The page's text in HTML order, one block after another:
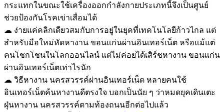
กระแทกในขณะใช้เครื่องออกกำลังกายประเภทนี้จึงเป็นศูนย์
ช่วยป้องกันโรคเข่าเสื่อมได้
☁ ง่ายแค่คลิกเดียวสมกับการอยู่ในยุคที่เทคโนโลยีก้าวไกล แต่
สำหรับมือใหม่หัดหางาน ขอนแก่นผ่านอินเทอร์เน็ต หรือแม้แต่
คนโชกโชนในโลกออนไลน์ แต่ไม่ค่อยได้เสิร์ชหางาน ขอนแก่น
ผ่านอินเทอร์เน็ตเท่าไรนัก
☁ วิธีหางาน นครสวรรค์ผ่านอินเทอร์เน็ต หลายคนใช้
อินเทอร์เน็ตค้นหางานดีตรงใจ บอกเป็นนัย ๆ ว่าหมดยุคเดินเตะ
ฝุ่นหางาน นครสวรรค์ตามท้องถนนอีกต่อไปแล้ว